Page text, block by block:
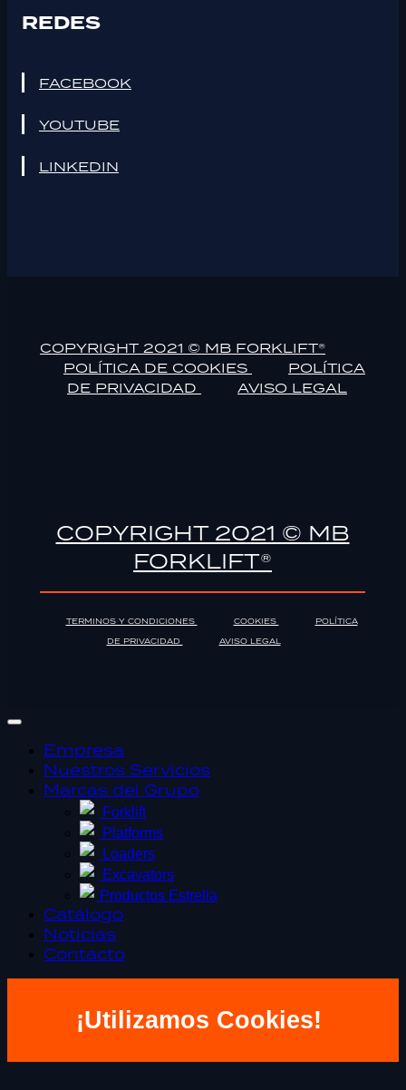
REDES
FACEBOOK
YOUTUBE
LINKEDIN
COPYRIGHT 2021 © MB FORKLIFT®
POLÍTICA DE COOKIES
POLÍTICA
DE PRIVACIDAD
AVISO LEGAL
COPYRIGHT 2021 © MB
FORKLIFT®
TERMINOS Y CONDICIONES COOKIES
POLÍTICA
DE PRIVACIDAD
AVISO LEGAL
Empresa
Nuestros Servicios
Marcas del Grupo
Forklift
Platforms
Loaders
Excavators
Productos Estrella
Catálogo
Noticias
Contacto
¡Utilizamos Cookies!